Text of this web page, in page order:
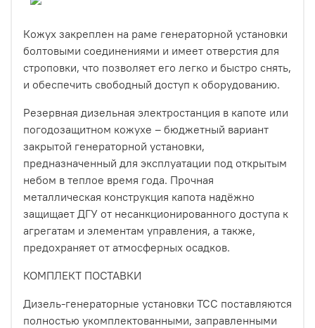
Кожух закреплен на раме генераторной установки
болтовыми соединениями и имеет отверстия для
строповки, что позволяет его легко и быстро снять,
и обеспечить свободный доступ к оборудованию.
Резервная дизельная электростанция в капоте или
погодозащитном кожухе – бюджетный вариант
закрытой генераторной установки,
предназначенный для эксплуатации под открытым
небом в теплое время года. Прочная
металлическая конструкция капота надёжно
защищает ДГУ от несанкционированного доступа к
агрегатам и элементам управления, а также,
предохраняет от атмосферных осадков.
КОМПЛЕКТ ПОСТАВКИ
Дизель-генераторные установки ТСС поставляются
полностью укомплектованными, заправленными